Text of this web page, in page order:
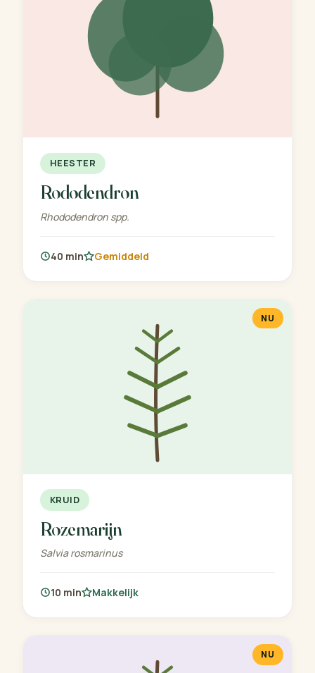
HEESTER
Rododendron
Rhododendron spp.
40 min Gemiddeld
NU
KRUID
Rozemarijn
Salvia rosmarinus
10 min Makkelijk
NU